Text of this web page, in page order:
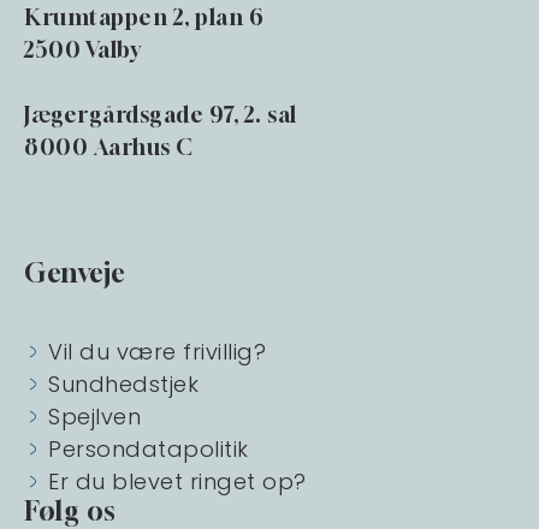
Krumtappen 2, plan 6
2500 Valby
Jægergårdsgade 97, 2. sal
8000 Aarhus C
Genveje
Vil du være frivillig?
Sundhedstjek
Spejlven
Persondatapolitik
Er du blevet ringet op?
Følg os